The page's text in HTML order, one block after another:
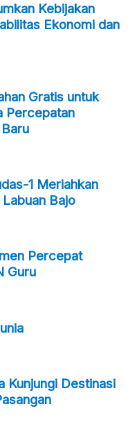
Kebijakan
Ekonomi dan
Gratis untuk
Percepatan
1 Meriahkan
Bajo
Percepat
Guru
Kunjungi Destinasi